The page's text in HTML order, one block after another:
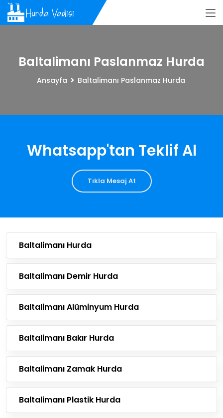
Baltalimanı Paslanmaz Hurda
Ansayfa Baltalimanı Paslanmaz Hurda
Whatsapp'tan Teklif Al
Tıkla Mesaj At
Baltalimanı Hurda
Baltalimanı Demir Hurda
Baltalimanı Alüminyum Hurda
Baltalimanı Bakır Hurda
Baltalimanı Zamak Hurda
Baltalimanı Plastik Hurda